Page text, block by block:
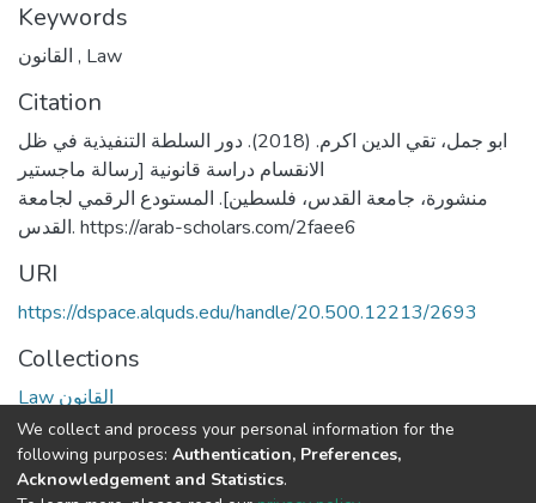
Keywords
, Law
Citation
ابو جمل، تقي الدين اكرم. (2018). دور السلطة التنفيذية في ظل
الانقسام دراسة قانونية [رسالة ماجستير
منشورة، جامعة القدس، فلسطين]. المستودع الرقمي لجامعة
القدس. https://arab-scholars.com/2faee6
URI
https://dspace.alquds.edu/handle/20.500.12213/2693
Collections
Law القانون
Full item page
We collect and process your personal information for the
following purposes: Authentication, Preferences,
Acknowledgement and Statistics.